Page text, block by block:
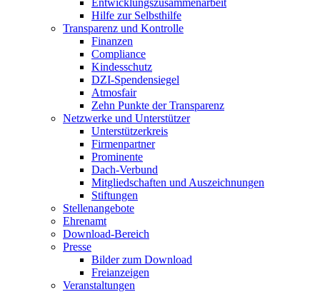
Entwicklungs­zusammenarbeit
Hilfe zur Selbsthilfe
Transparenz und Kontrolle
Finanzen
Compliance
Kindesschutz
DZI-Spendensiegel
Atmosfair
Zehn Punkte der Transparenz
Netzwerke und Unterstützer
Unterstützerkreis
Firmenpartner
Prominente
Dach-Verbund
Mitgliedschaften und Auszeichnungen
Stiftungen
Stellenangebote
Ehrenamt
Download-Bereich
Presse
Bilder zum Download
Freianzeigen
Veranstaltungen